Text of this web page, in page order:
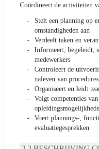
Coördineert de activiteiten
Stelt een planning op
omstandigheden aan
Verdeelt taken en
Informeert, begeleidt,
medewerkers
Controleert de
naleven van procedures
Organiseert en leidt
Volgt competenties
Voert plannings-,
evaluatiegesprekken